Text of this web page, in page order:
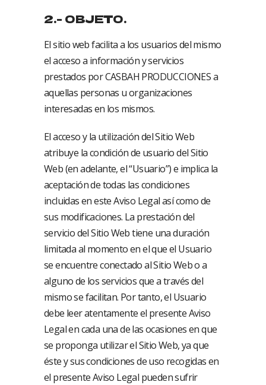
2.- OBJETO.
El sitio web facilita a los usuarios del mismo
el acceso a información y servicios
prestados por CASBAH PRODUCCIONES a
aquellas personas u organizaciones
interesadas en los mismos.
El acceso y la utilización del Sitio Web
atribuye la condición de usuario del Sitio
Web (en adelante, el “Usuario”) e implica la
aceptación de todas las condiciones
incluidas en este Aviso Legal así como de
sus modificaciones. La prestación del
servicio del Sitio Web tiene una duración
limitada al momento en el que el Usuario
se encuentre conectado al Sitio Web o a
alguno de los servicios que a través del
mismo se facilitan. Por tanto, el Usuario
debe leer atentamente el presente Aviso
Legal en cada una de las ocasiones en que
se proponga utilizar el Sitio Web, ya que
éste y sus condiciones de uso recogidas en
el presente Aviso Legal pueden sufrir